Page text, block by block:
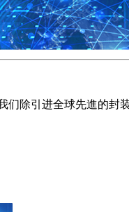
们除引进全球先進的